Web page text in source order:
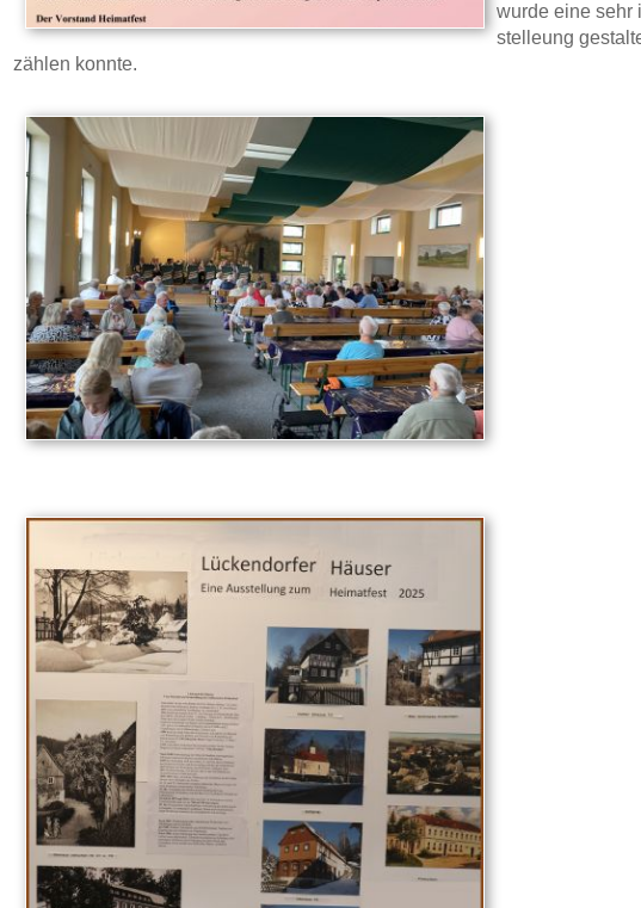
wurde eine sehr
stelleung
zählen konnte.